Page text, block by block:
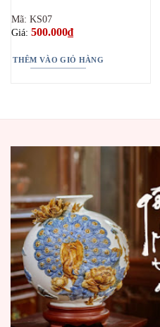
Mã: KS07
Giá: 500.000₫
THÊM VÀO GIỎ HÀNG